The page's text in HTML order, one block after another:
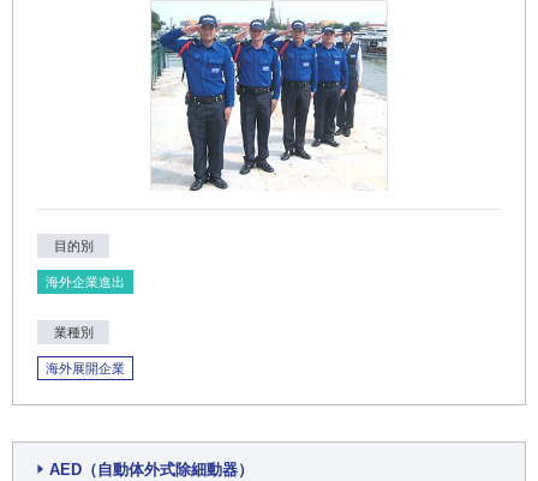
目的別
海外企業進出
業種別
海外展開企業
AED（自動体外式除細動器）